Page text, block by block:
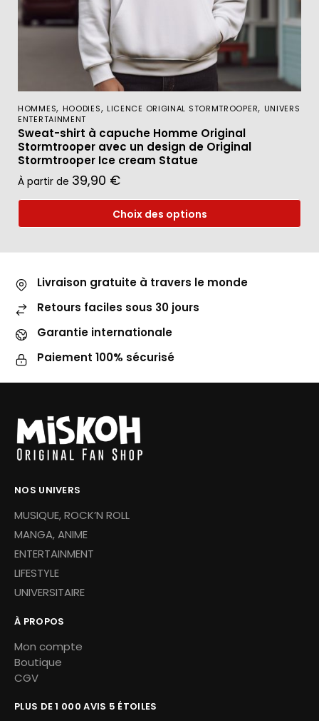
HOMMES, HOODIES, LICENCE ORIGINAL STORMTROOPER, UNIVERS
ENTERTAINMENT
Sweat-shirt à capuche Homme Original
Stormtrooper avec un design de Original
Stormtrooper Ice cream Statue
À partir de 39,90 €
Choix des options
Livraison gratuite à travers le monde
Retours faciles sous 30 jours
Garantie internationale
Paiement 100% sécurisé
NOS UNIVERS
MUSIQUE, ROCK’N ROLL
MANGA, ANIME
ENTERTAINMENT
LIFESTYLE
UNIVERSITAIRE
À PROPOS
Mon compte
Boutique
CGV
PLUS DE 1 000 AVIS 5 ÉTOILES